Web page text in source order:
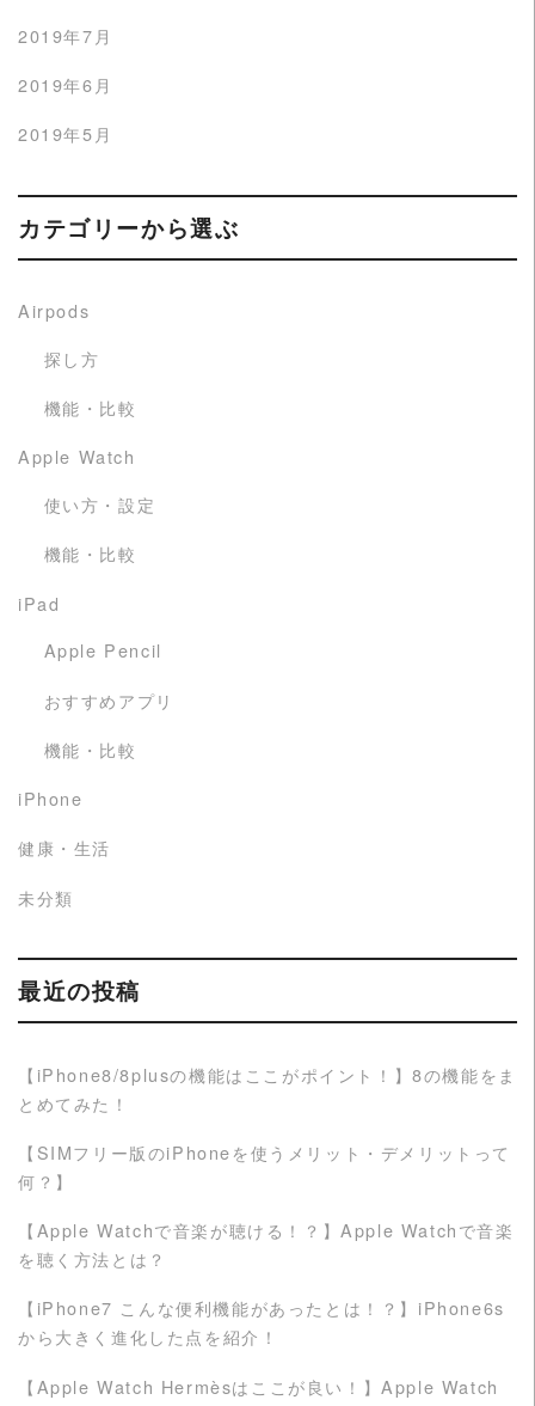
2019年7月
2019年6月
2019年5月
カテゴリーから選ぶ
Airpods
探し方
機能・比較
Apple Watch
使い方・設定
機能・比較
iPad
Apple Pencil
おすすめアプリ
機能・比較
iPhone
健康・生活
未分類
最近の投稿
【iPhone8/8plusの機能はここがポイント！】8の機能をま
とめてみた！
【SIMフリー版のiPhoneを使うメリット・デメリットって
何？】
【Apple Watchで音楽が聴ける！？】Apple Watchで音楽
を聴く方法とは？
【iPhone7 こんな便利機能があったとは！？】iPhone6s
から大きく進化した点を紹介！
【Apple Watch Hermèsはここが良い！】Apple Watch